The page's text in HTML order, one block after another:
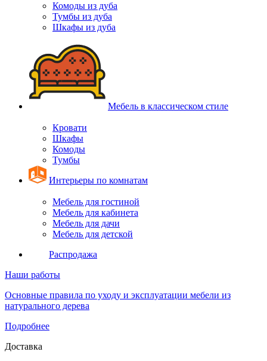
Комоды из дуба
Тумбы из дуба
Шкафы из дуба
Мебель в классическом стиле
Кровати
Шкафы
Комоды
Тумбы
Интерьеры по комнатам
Мебель для гостиной
Мебель для кабинета
Мебель для дачи
Мебель для детской
Распродажа
Наши работы
Основные правила по уходу и эксплуатации мебели из
натурального дерева
Подробнее
Доставка